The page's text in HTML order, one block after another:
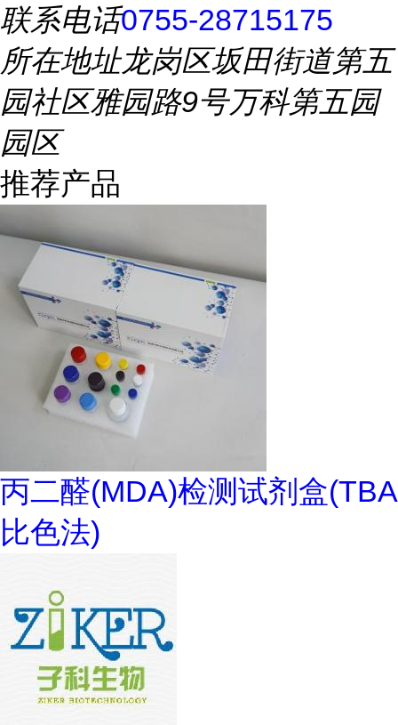
联系电话0755-28715175
所在地址龙岗区坂田街道第五
园社区雅园路9号万科第五园
园区
推荐产品
丙二醛(MDA)检测试剂盒(TBA
比色法)